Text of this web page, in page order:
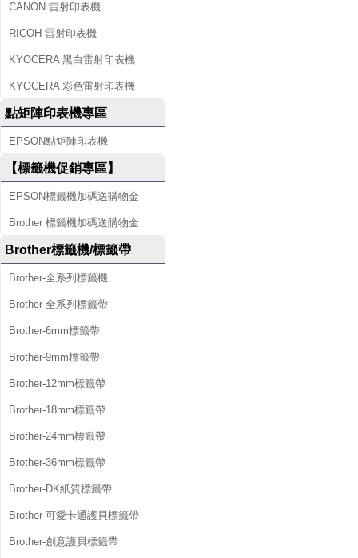
CANON 雷射印表機
RICOH 雷射印表機
KYOCERA 黑白雷射印表機
KYOCERA 彩色雷射印表機
點矩陣印表機專區
EPSON點矩陣印表機
【標籤機促銷專區】
EPSON標籤機加碼送購物金
Brother 標籤機加碼送購物金
Brother標籤機/標籤帶
Brother-全系列標籤機
Brother-全系列標籤帶
Brother-6mm標籤帶
Brother-9mm標籤帶
Brother-12mm標籤帶
Brother-18mm標籤帶
Brother-24mm標籤帶
Brother-36mm標籤帶
Brother-DK紙質標籤帶
Brother-可愛卡通護貝標籤帶
Brother-創意護貝標籤帶